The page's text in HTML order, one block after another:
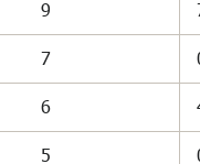
9
7
6
5